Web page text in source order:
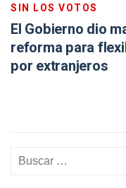
SIN LOS VOTOS
El Gobierno dio
reforma para
por extranjeros